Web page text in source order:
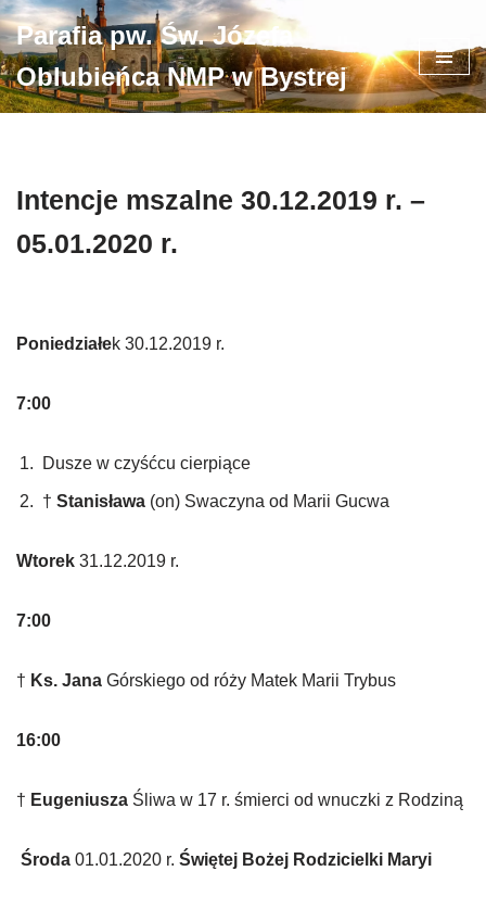
Przejdź
do
treści
Parafia pw. Św. Józefa
Oblubieńca NMP w Bystrej
Intencje mszalne 30.12.2019 r. –
05.01.2020 r.
Poniedziałek 30.12.2019 r.
7:00
Dusze w czyśćcu cierpiące
† Stanisława (on) Swaczyna od Marii Gucwa
Wtorek 31.12.2019 r.
7:00
† Ks. Jana Górskiego od róży Matek Marii Trybus
16:00
† Eugeniusza Śliwa w 17 r. śmierci od wnuczki z Rodziną
Środa 01.01.2020 r. Świętej Bożej Rodzicielki Maryi